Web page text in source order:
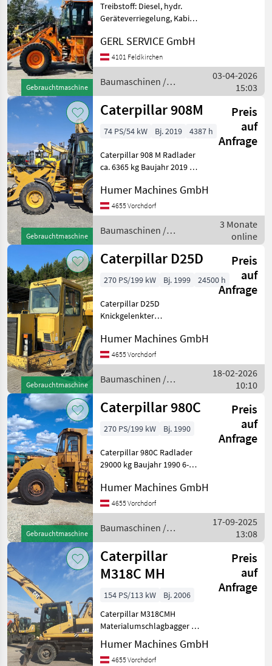
Gebrauchtmaschine
Treibstoff: Diesel, hydr.
Geräteverriegelung, Kabine,
Zugmaul, Zusatz-
Hydraulikkreis #Radlader
Caterpillar 924G
Baujahr.............2006 S/N......
GERL SERVICE GmbH
4101 Feldkirchen
Baumaschinen /
Caterpillar
03-04-2026
15:03
Gebrauchtmaschine
Caterpillar 908M
Preis
auf
Anfrage
74 PS/54 kW Bj. 2019 4387 h
Caterpillar 908 M Radlader
ca. 6365 kg Baujahr 2019 Ca.
Liter - CAT C3.3 B DIT Motor
– 74 PS - Abgasstufe EU
STUFE IIIB, oder EPA TIER 4
fi
Humer Machines GmbH
4655 Vorchdorf
Baumaschinen /
Caterpillar
3 Monate
online
Gebrauchtmaschine
Caterpillar D25D
Preis
auf
Anfrage
270 PS/199 kW Bj. 1999 24500 h
Caterpillar D25D
Knickgelenkter
Baujahr 1999 Ca. 24895
Betriebsstunden 6-Zylinder
10, 3 liter CAT - Motor 3306
DI - 270PS 4x4
Humer Machines GmbH
4655 Vorchdorf
Baumaschinen /
Caterpillar
18-02-2026
10:10
Gebrauchtmaschine
Caterpillar 980C
Preis
auf
Anfrage
270 PS/199 kW Bj. 1990
Caterpillar 980C Radlader
29000 kg Baujahr 1990 6-
Motor - 14, 6 Liter Hubraum
- 270 PS Baumaschinen
Radlader
Humer Machines GmbH
4655 Vorchdorf
Baumaschinen /
Caterpillar
17-09-2025
13:08
Caterpillar
M318C MH
Preis
auf
Anfrage
154 PS/113 kW
Bj. 2006
Caterpillar M318CMH
Materialumschlagbagger ca.
21500 kg Baujahr 2006 6-
Zylinder Caterpillar-Motor -
154 PS Vollgummiräder 4-
Humer Machines GmbH
4655 Vorchdorf